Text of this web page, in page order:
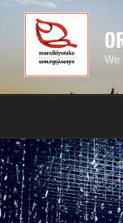
キ
ッ
プ
We